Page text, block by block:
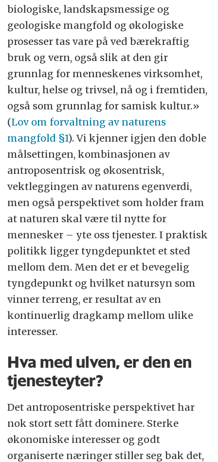
biologiske, landskapsmessige og
geologiske mangfold og økologiske
prosesser tas vare på ved bærekraftig
bruk og vern, også slik at den gir
grunnlag for menneskenes virksomhet,
kultur, helse og trivsel, nå og i fremtiden,
også som grunnlag for samisk kultur.»
(Lov om forvaltning av naturens
mangfold §1). Vi kjenner igjen den doble
målsettingen, kombinasjonen av
antroposentrisk og økosentrisk,
vektleggingen av naturens egenverdi,
men også perspektivet som holder fram
at naturen skal være til nytte for
mennesker – yte oss tjenester. I praktisk
politikk ligger tyngdepunktet et sted
mellom dem. Men det er et bevegelig
tyngdepunkt og hvilket natursyn som
vinner terreng, er resultat av en
kontinuerlig dragkamp mellom ulike
interesser.
Hva med ulven, er den en
tjenesteyter?
Det antroposentriske perspektivet har
nok stort sett fått dominere. Sterke
økonomiske interesser og godt
organiserte næringer stiller seg bak det,